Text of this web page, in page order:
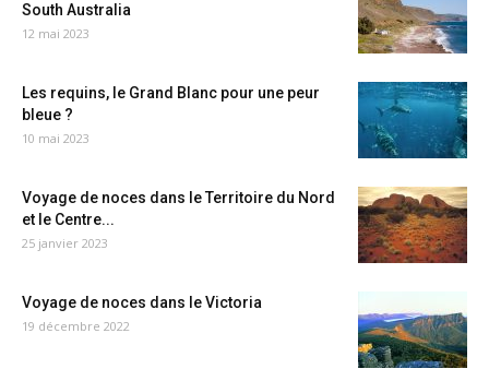
South Australia
12 mai 2023
Les requins, le Grand Blanc pour une peur
bleue ?
10 mai 2023
Voyage de noces dans le Territoire du Nord
et le Centre...
25 janvier 2023
Voyage de noces dans le Victoria
19 décembre 2022